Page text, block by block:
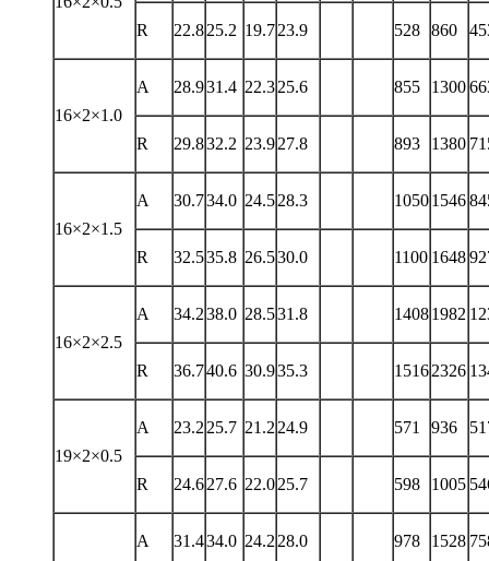
R 22.825.2 19.723.9 528 860
16×2×1.0
A 28.931.4 22.325.6 855 1300
R 29.832.2 23.927.8 893 1380
16×2×1.5
A 30.734.0 24.528.3 10501546
R 32.535.8 26.530.0 1100 1648
16×2×2.5
A 34.238.0 28.531.8 14081982
R 36.740.6 30.935.3 15162326
19×2×0.5
A 23.2 25.7 21.2 24.9 571 936
R 24.627.6 22.025.7 598 1005
A 31.434.0 24.2 28.0 978 1528